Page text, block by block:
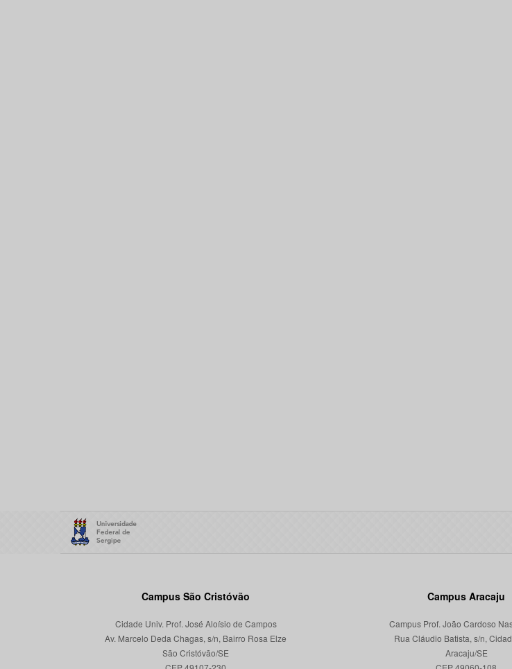
Campus São Cristóvão
Cidade Univ. Prof. José Aloísio de Campos
Av. Marcelo Deda Chagas, s/n, Bairro Rosa Elze
São Cristóvão/SE
Campus Aracaju
Campus Prof. João Cardoso
Rua Cláudio Batista, s/n,
Aracaju/SE